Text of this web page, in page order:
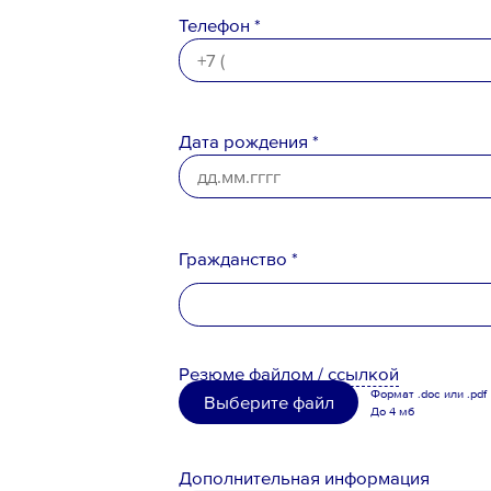
Ознакомлен с Политикой
Порядком формирования
персональных данных
Телефон *
Дата рождения *
Гражданство *
Беларусь
Казахстан
Резюмефайлом /ссылкой
Выберите файл
Формат .doc или .pdf
До 4 мб
Дополнительная информация